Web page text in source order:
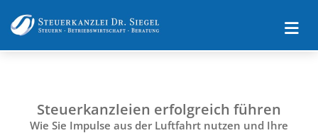
Steuerkanzleien erfolgreich führen
Wie Sie Impulse aus der Luftfahrt nutzen und Ihre